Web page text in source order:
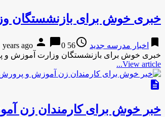
خبری خوش برای بازنشستگان
bookmark اخبار مدرسه جدید access_time
56 years ago
person chat_bubble0
خبری خوش برای بازنشستگان وزارت آموزش و
View article...
description
خبر خوش برای کارمندان زن